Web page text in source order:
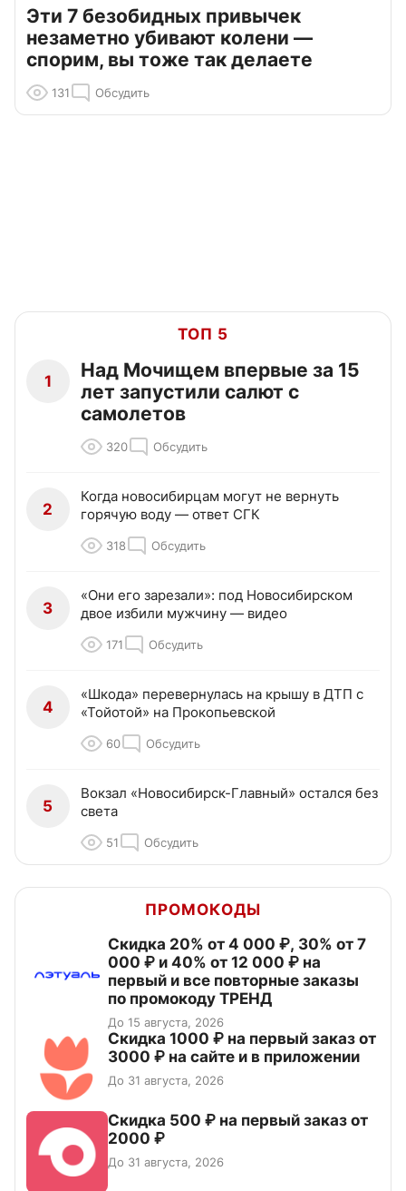
Эти 7 безобидных привычек
незаметно убивают колени —
спорим, вы тоже так делаете
131 Обсудить
ТОП 5
1
Над Мочищем впервые за 15
лет запустили салют с
самолетов
320 Обсудить
2
Когда новосибирцам могут не вернуть
горячую воду — ответ СГК
318 Обсудить
3
«Они его зарезали»: под Новосибирском
двое избили мужчину — видео
171 Обсудить
4
«Шкода» перевернулась на крышу в ДТП с
«Тойотой» на Прокопьевской
60 Обсудить
5
Вокзал «Новосибирск-Главный» остался без
света
51 Обсудить
ПРОМОКОДЫ
Скидка 20% от 4 000 ₽, 30% от 7
000 ₽ и 40% от 12 000 ₽ на
первый и все повторные заказы
по промокоду ТРЕНД
До 15 августа, 2026
Скидка 1000 ₽ на первый заказ от
3000 ₽ на сайте и в приложении
До 31 августа, 2026
Скидка 500 ₽ на первый заказ от
2000 ₽
До 31 августа, 2026